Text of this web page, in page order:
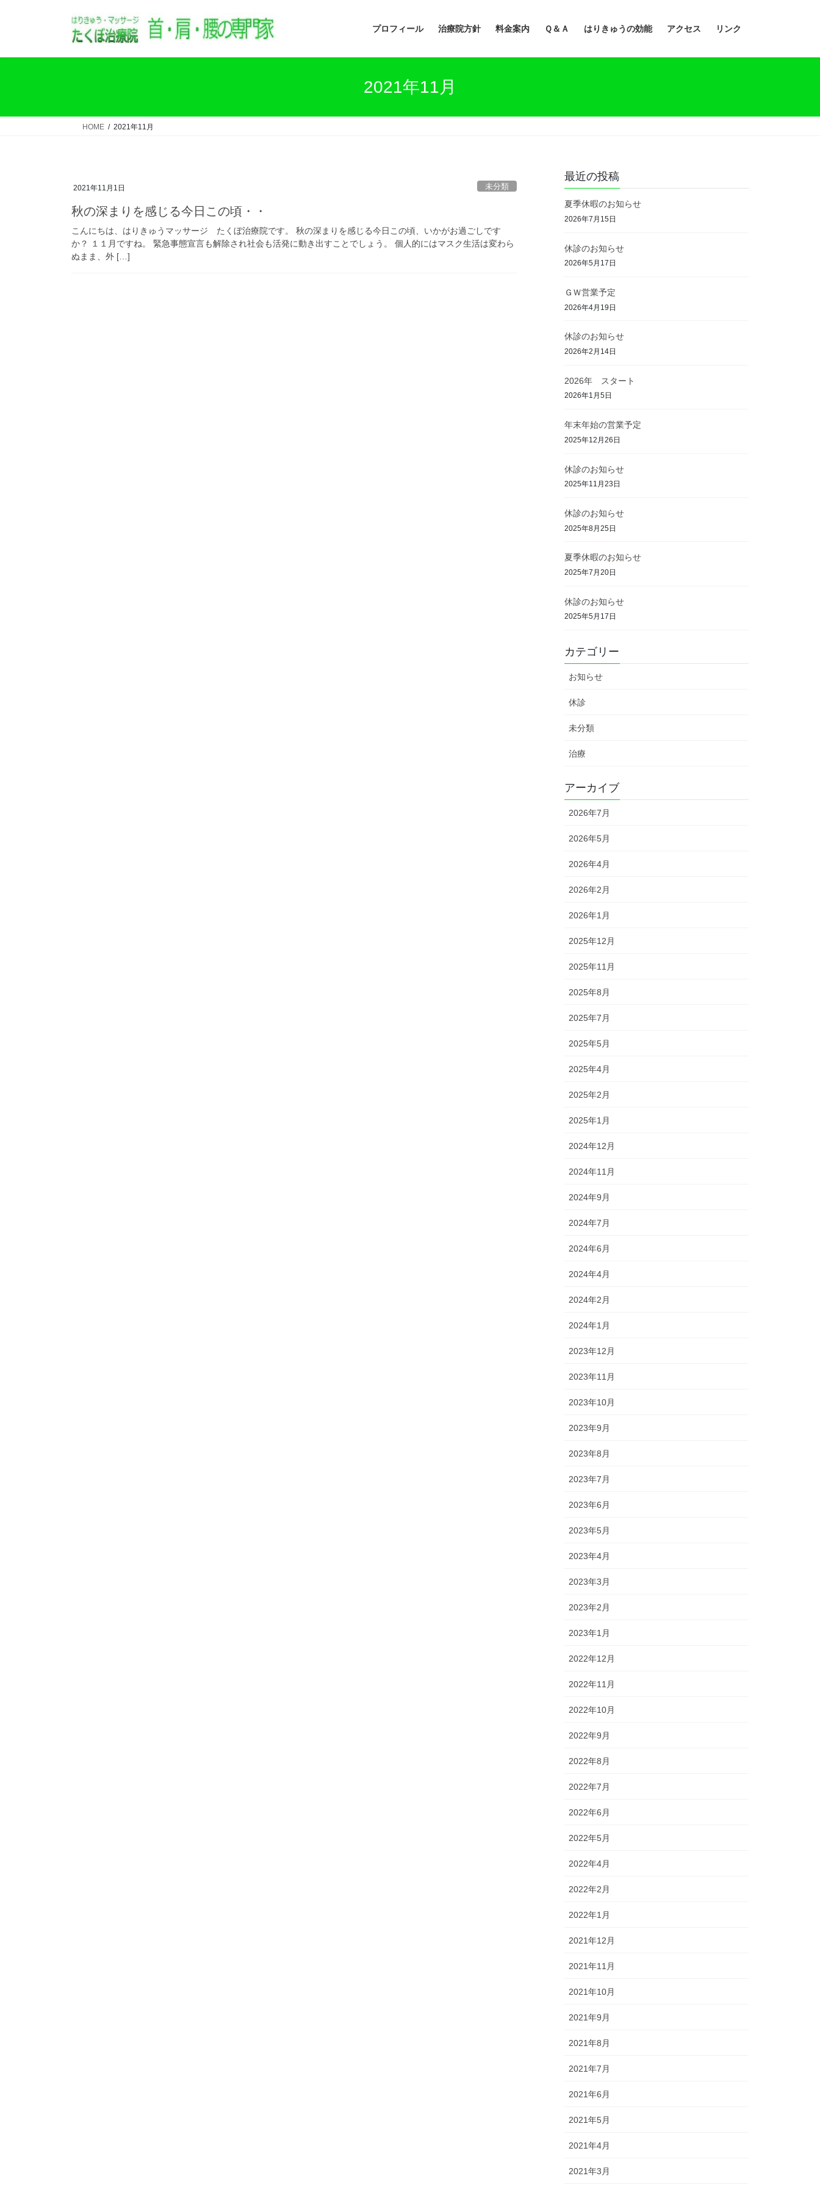
プロフィール 治療院方針 料金案内 Ｑ＆Ａ はりきゅうの効能 アクセス リンク
2021年11月
HOME 2021年11月
2021年11月1日 未分類
秋の深まりを感じる今日この頃・・
こんにちは、はりきゅうマッサージ たくぼ治療院です。 秋の深まりを感じる今日この頃、いかがお過ごしです
か？ １１月ですね。 緊急事態宣言も解除され社会も活発に動き出すことでしょう。 個人的にはマスク生活は変わら
ぬまま、外 […]
最近の投稿
夏季休暇のお知らせ
2026年7月15日
休診のお知らせ
2026年5月17日
ＧＷ営業予定
2026年4月19日
休診のお知らせ
2026年2月14日
2026年 スタート
2026年1月5日
年末年始の営業予定
2025年12月26日
休診のお知らせ
2025年11月23日
休診のお知らせ
2025年8月25日
夏季休暇のお知らせ
2025年7月20日
休診のお知らせ
2025年5月17日
カテゴリー
お知らせ
休診
未分類
治療
アーカイブ
2026年7月
2026年5月
2026年4月
2026年2月
2026年1月
2025年12月
2025年11月
2025年8月
2025年7月
2025年5月
2025年4月
2025年2月
2025年1月
2024年12月
2024年11月
2024年9月
2024年7月
2024年6月
2024年4月
2024年2月
2024年1月
2023年12月
2023年11月
2023年10月
2023年9月
2023年8月
2023年7月
2023年6月
2023年5月
2023年4月
2023年3月
2023年2月
2023年1月
2022年12月
2022年11月
2022年10月
2022年9月
2022年8月
2022年7月
2022年6月
2022年5月
2022年4月
2022年2月
2022年1月
2021年12月
2021年11月
2021年10月
2021年9月
2021年8月
2021年7月
2021年6月
2021年5月
2021年4月
2021年3月